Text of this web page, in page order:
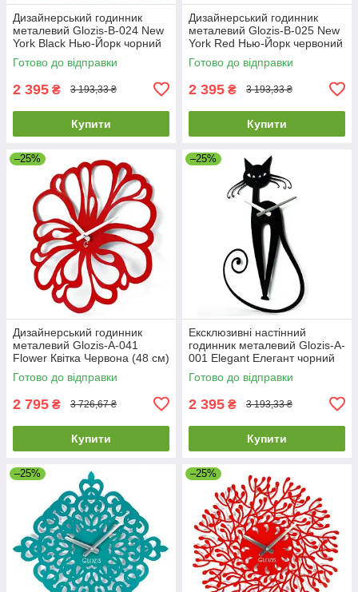
Дизайнерський годинник
металевий Glozis-B-024 New
York Black Нью-Йорк чорний
(35 см) [Метал, Відкритий,
Готово до відправки
2 395 ₴ 3 193,33 ₴
Купити
Дизайнерський годинник
металевий Glozis-B-025 New
York Red Нью-Йорк червоний
(35 см) [Метал, Відкритий,
Кольори]
Готово до відправки
2 395 ₴ 3 193,33 ₴
Купити
–25%
Дизайнерський годинник
металевий Glozis-A-041
Flower Квітка Червона (48 см)
[Метал, Відкритий, Кольори]
Готово до відправки
2 795 ₴ 3 726,67 ₴
Купити
–25%
Ексклюзивні настінний
годинник металевий Glozis-A-
001 Elegant Елегант чорний
(56х33см) [Метал, Відкритий,
Готово до відправки
2 395 ₴ 3 193,33 ₴
Купити
–25% –25%